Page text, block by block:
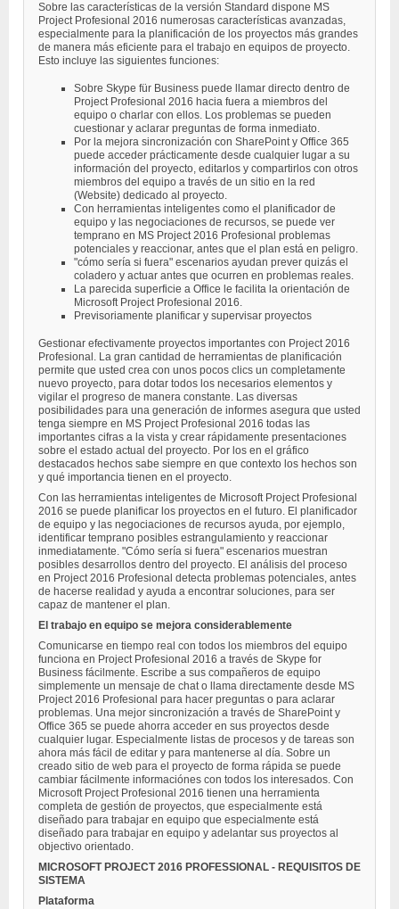
Sobre las características de la versión Standard dispone MS
Project Profesional 2016 numerosas características avanzadas,
especialmente para la planificación de los proyectos más grandes
de manera más eficiente para el trabajo en equipos de proyecto.
Esto incluye las siguientes funciones:
Sobre Skype für Business puede llamar directo dentro de
Project Profesional 2016 hacia fuera a miembros del
equipo o charlar con ellos. Los problemas se pueden
cuestionar y aclarar preguntas de forma inmediato.
Por la mejora sincronización con SharePoint y Office 365
puede acceder prácticamente desde cualquier lugar a su
información del proyecto, editarlos y compartirlos con otros
miembros del equipo a través de un sitio en la red
(Website) dedicado al proyecto.
Con herramientas inteligentes como el planificador de
equipo y las negociaciones de recursos, se puede ver
temprano en MS Project 2016 Profesional problemas
potenciales y reaccionar, antes que el plan está en peligro.
"cómo sería si fuera" escenarios ayudan prever quizás el
coladero y actuar antes que ocurren en problemas reales.
La parecida superficie a Office le facilita la orientación de
Microsoft Project Profesional 2016.
Previsoriamente planificar y supervisar proyectos
Gestionar efectivamente proyectos importantes con Project 2016
Profesional. La gran cantidad de herramientas de planificación
permite que usted crea con unos pocos clics un completamente
nuevo proyecto, para dotar todos los necesarios elementos y
vigilar el progreso de manera constante. Las diversas
posibilidades para una generación de informes asegura que usted
tenga siempre en MS Project Profesional 2016 todas las
importantes cifras a la vista y crear rápidamente presentaciones
sobre el estado actual del proyecto. Por los en el gráfico
destacados hechos sabe siempre en que contexto los hechos son
y qué importancia tienen en el proyecto.
Con las herramientas inteligentes de Microsoft Project Profesional
2016 se puede planificar los proyectos en el futuro. El planificador
de equipo y las negociaciones de recursos ayuda, por ejemplo,
identificar temprano posibles estrangulamiento y reaccionar
inmediatamente. "Cómo sería si fuera" escenarios muestran
posibles desarrollos dentro del proyecto. El análisis del proceso
en Project 2016 Profesional detecta problemas potenciales, antes
de hacerse realidad y ayuda a encontrar soluciones, para ser
capaz de mantener el plan.
El trabajo en equipo se mejora considerablemente
Comunicarse en tiempo real con todos los miembros del equipo
funciona en Project Profesional 2016 a través de Skype for
Business fácilmente. Escribe a sus compañeros de equipo
simplemente un mensaje de chat o llama directamente desde MS
Project 2016 Profesional para hacer preguntas o para aclarar
problemas. Una mejor sincronización a través de SharePoint y
Office 365 se puede ahorra acceder en sus proyectos desde
cualquier lugar. Especialmente listas de procesos y de tareas son
ahora más fácil de editar y para mantenerse al día. Sobre un
creado sitio de web para el proyecto de forma rápida se puede
cambiar fácilmente informaciónes con todos los interesados. Con
Microsoft Project Profesional 2016 tienen una herramienta
completa de gestión de proyectos, que especialmente está
diseñado para trabajar en equipo que especialmente está
diseñado para trabajar en equipo y adelantar sus proyectos al
objectivo orientado.
MICROSOFT PROJECT 2016 PROFESSIONAL - REQUISITOS DE
SISTEMA
Plataforma